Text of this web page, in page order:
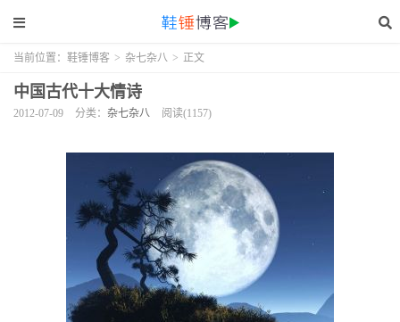
当前位置： 鞋锤博客 > 杂七杂八 > 正文
中国古代十大情诗
2012-07-09 分类： 杂七杂八 阅读(1157)